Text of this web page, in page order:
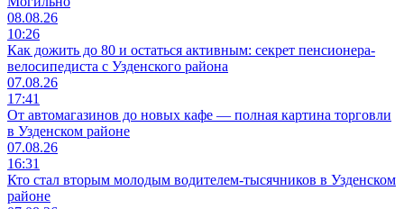
08.08.26
10:26
Как дожить до 80 и остаться активным: секрет пенсионера-
велосипедиста с Узденского района
07.08.26
17:41
От автомагазинов до новых кафе — полная картина торговли
в Узденском районе
07.08.26
16:31
Кто стал вторым молодым водителем-тысячников в Узденском
районе